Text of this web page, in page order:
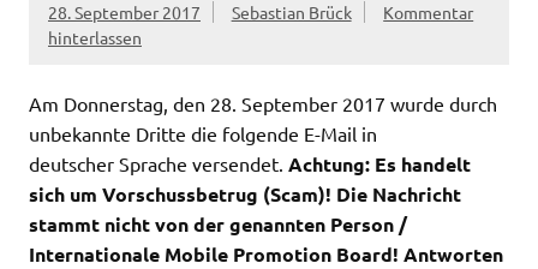
28. September 2017 Sebastian Brück
Kommentar
hinterlassen
Am Donnerstag, den 28. September 2017 wurde durch
unbekannte Dritte die folgende E-Mail in
deutscher Sprache versendet. Achtung: Es handelt
sich um Vorschussbetrug (Scam)! Die Nachricht
stammt nicht von der genannten Person /
Internationale Mobile Promotion Board! Antworten